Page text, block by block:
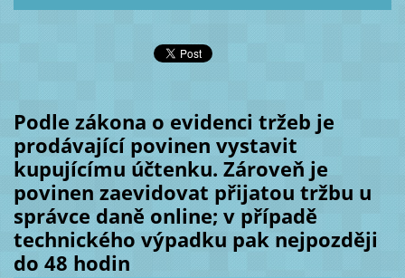
Podle zákona o evidenci tržeb je
prodávající povinen vystavit
kupujícímu účtenku. Zároveň je
povinen zaevidovat přijatou tržbu u
správce daně online; v případě
technického výpadku pak nejpozději
do 48 hodin